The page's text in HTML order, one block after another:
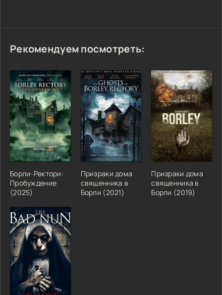
Рекомендуем посмотреть:
Борли-Ректори:
Пробуждение
(2025)
Призраки дома
священника в
Борли (2021)
Призраки дома
священника в
Борли (2019)